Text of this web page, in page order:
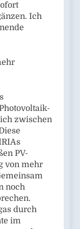
Ich
zwischen
PV-
von mehr
noch
durch
im